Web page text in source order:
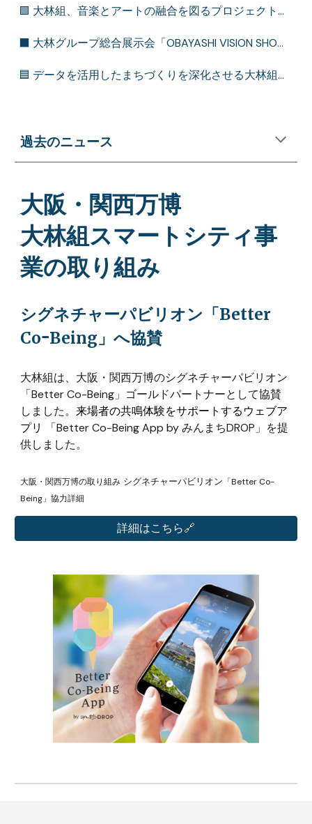
🟩 大林組、音楽とアートの融合を図るプロジェクト「MUSIC LOVES ART 2025」に協力 (2025.8.8)
⬛ 大林グループ総合展示会「OBAYASHI VISION SHOW CASE」に出展 2025年5月東京会場、7月大阪会場
🟦 データを活用したまちづくりを深化させる大林組独自のデータエコシステムを構築 (2025.4.7)
過去のニュース
大阪・関西万博
大林組スマートシティ事
業の取り組み
シグネチャーパビリオン「Better
CoｰBeing 」へ協賛
大林組は、大阪・関西万博のシグネチャーパビリオン
「Better Co-Being」ゴールドパートナーとして協賛
しました。来場者の共鳴体験をサポートするウェブア
プリ
「Better Co-Being App by みんまちDROP」を提
供し ました。
大阪・関西万博の取り組み シグネチャーパビリオン 「Better Co-
Being」協力詳細
詳細はこちら🔗